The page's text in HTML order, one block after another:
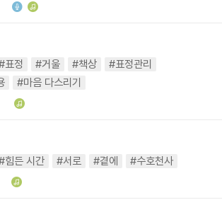
표정 #거울 #책상
#표정관리
#마음 다스리기
힘든 시간 #서로 #곁에 #수호천사